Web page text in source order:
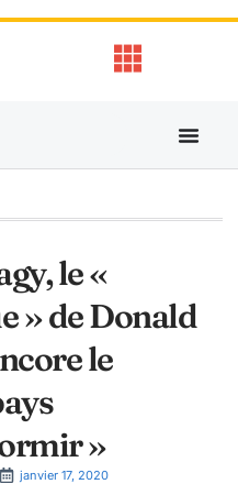
le «
» de Donald
le
»
janvier 17, 2020